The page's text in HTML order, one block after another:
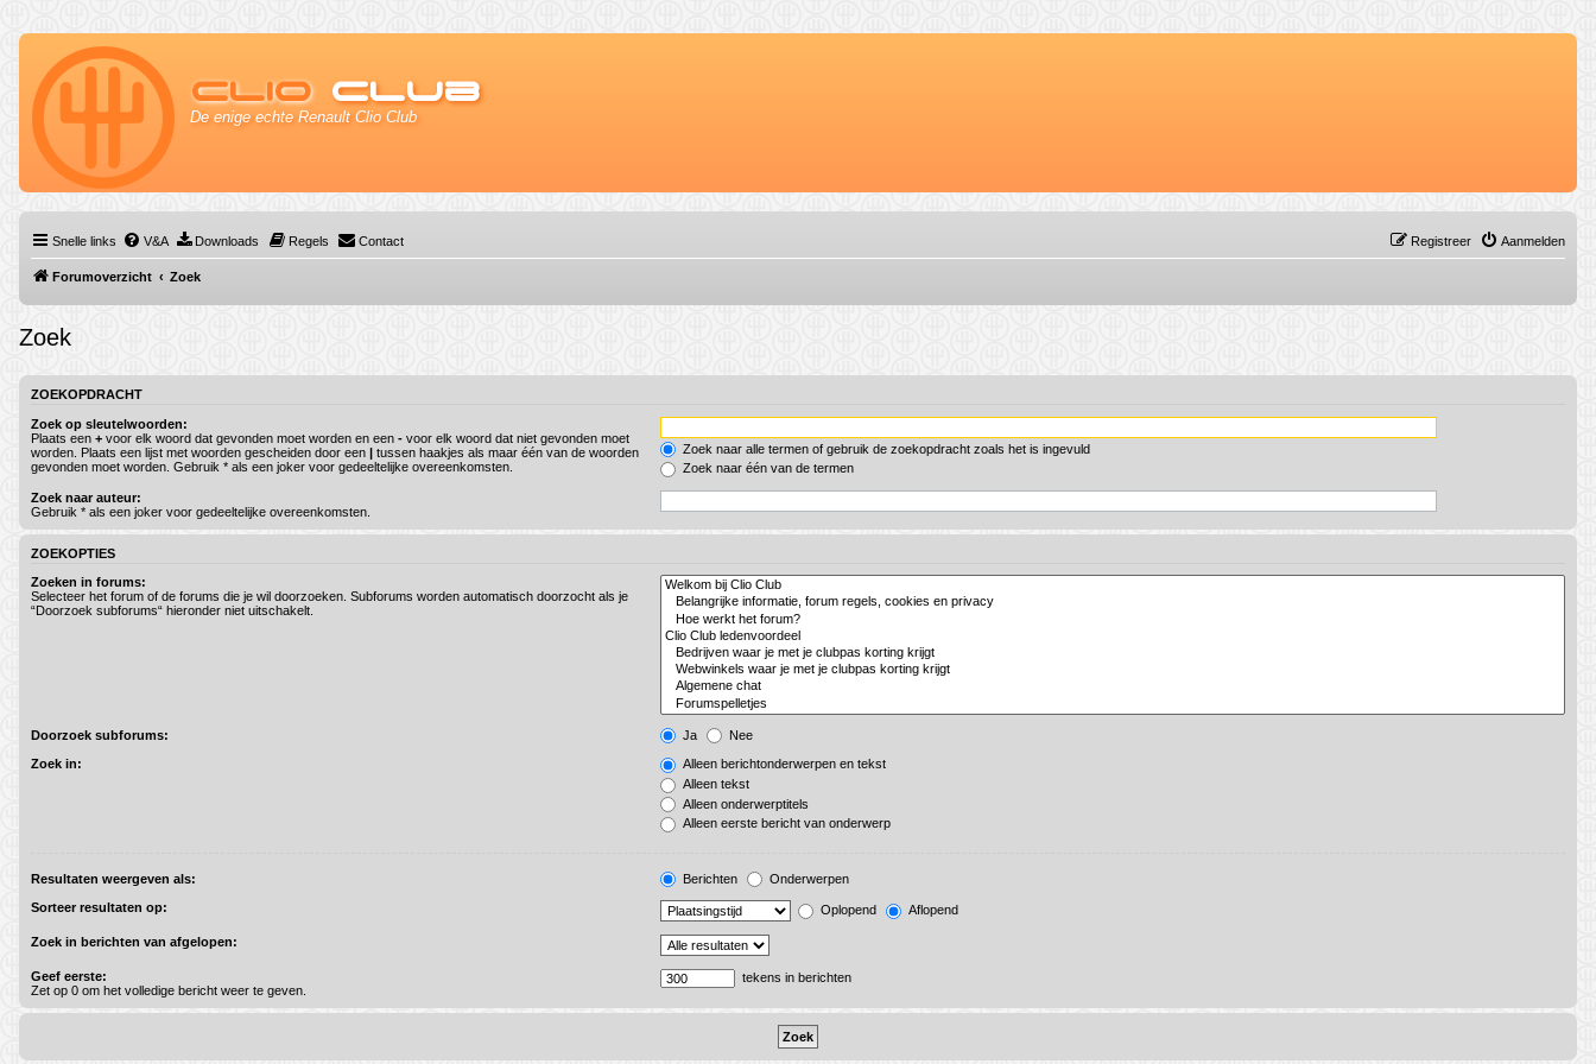
Clio Club
De enige echte Renault Clio Club
Snelle links V&A Downloads Regels Contact Aanmelden
Registreer
Forumoverzicht Zoek
Zoek
ZOEKOPDRACHT
Zoek op sleutelwoorden:
Plaats een + voor elk woord dat gevonden moet worden en een - voor elk woord dat niet gevonden moet
worden. Plaats een lijst met woorden gescheiden door een | tussen haakjes als maar één van de woorden
gevonden moet worden. Gebruik * als een joker voor gedeeltelijke overeenkomsten.
Zoek naar alle termen of gebruik de zoekopdracht zoals het is ingevuld
Zoek naar één van de termen
Zoek naar auteur:
Gebruik * als een joker voor gedeeltelijke overeenkomsten.
ZOEKOPTIES
Zoeken in forums:
Selecteer het forum of de forums die je wil doorzoeken. Subforums worden automatisch doorzocht als je
“Doorzoek subforums“ hieronder niet uitschakelt.
Doorzoek subforums: Ja Nee
Zoek in:
Alleen berichtonderwerpen en tekst
Alleen tekst
Alleen onderwerptitels
Alleen eerste bericht van onderwerp
Resultaten weergeven als: Berichten Onderwerpen
Sorteer resultaten op: Oplopend Aflopend
Zoek in berichten van afgelopen:
Geef eerste:
Zet op 0 om het volledige bericht weer te geven.
tekens in berichten